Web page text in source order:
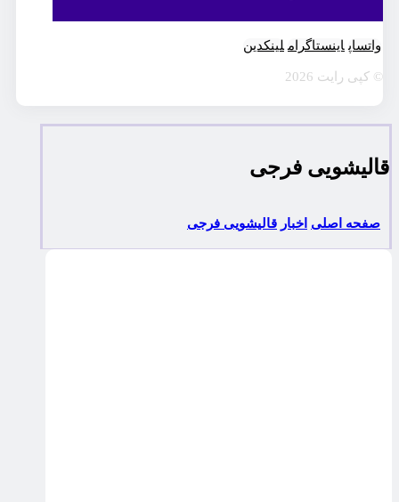
واتساپ اینستاگرام لینکدین
© کپی رایت 2026
قاليشويی فرجی
صفحه اصلی اخبار قاليشويی فرجی